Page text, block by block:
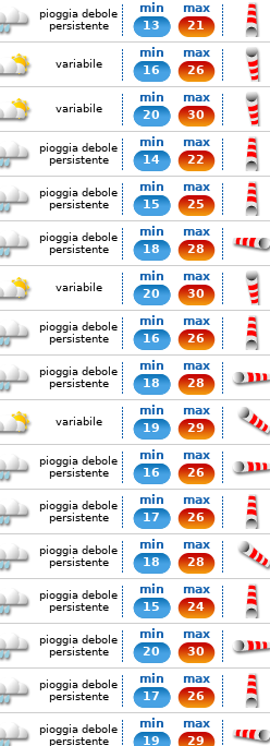
pioggia debole
persistente
min
13
max
21
variabile
min
16
max
26
variabile
min
20
max
30
pioggia debole
persistente
min
14
max
22
pioggia debole
persistente
min
15
max
25
pioggia debole
persistente
min
18
max
28
variabile
min
20
max
30
pioggia debole
persistente
min
16
max
26
pioggia debole
persistente
min
18
max
28
variabile
min
19
max
29
pioggia debole
persistente
min
16
max
26
pioggia debole
persistente
min
17
max
26
pioggia debole
persistente
min
18
max
28
pioggia debole
persistente
min
15
max
24
pioggia debole
persistente
min
20
max
30
pioggia debole
persistente
min
17
max
26
pioggia debole
persistente
min
19
max
29